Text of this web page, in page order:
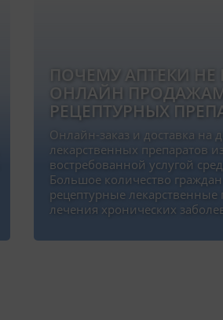
ПОЧЕМУ АПТЕКИ НЕ
ОНЛАЙН ПРОДАЖАМ
РЕЦЕПТУРНЫХ
Онлайн-заказ и доставка на
лекарственных препаратов
востребованной услугой
Большое количество
рецептурные лекарственные
лечения хронических